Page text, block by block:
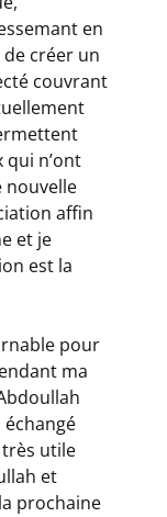
en
créer un
couvrant
qui n’ont
nouvelle
affin
et je
est la
pour
ma
échangé
utile
et
prochaine